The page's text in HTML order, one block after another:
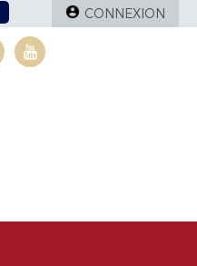
CONNEXION